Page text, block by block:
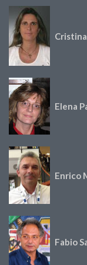
Elena
Enrico
Fabio